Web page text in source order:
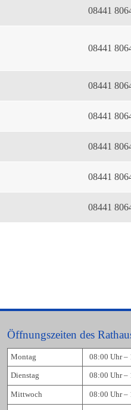
08441
08441
08441
08441
08441
08441
08441
Öffnungszeiten des
Montag 08:00 Uhr –
Dienstag 08:00 Uhr –
Mittwoch 08:00 Uhr –